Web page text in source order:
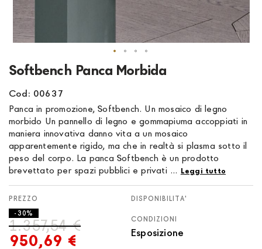
Softbench Panca Morbida
Cod: 00637
Panca in promozione, Softbench. Un mosaico di legno
morbido Un pannello di legno e gommapiuma accoppiati in
maniera innovativa danno vita a un mosaico
apparentemente rigido, ma che in realtà si plasma sotto il
peso del corpo. La panca Softbench è un prodotto
brevettato per spazi pubblici e privati ... Leggi tutto
950,69 €
1.357,54 €
- 30%
DISPONIBILITA'
CONDIZIONI
Esposizione
Vai
all'inizio
della
galleria
di
immagini